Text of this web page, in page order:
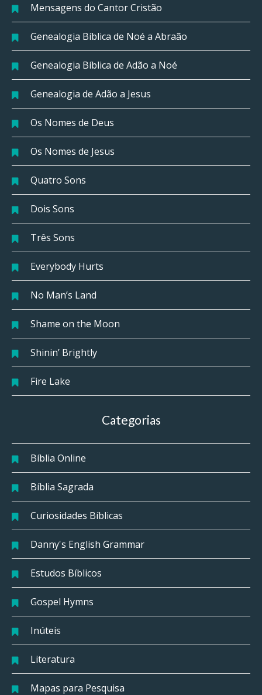
Mensagens do Cantor Cristão
Genealogia Bíblica de Noé a Abraão
Genealogia Bíblica de Adão a Noé
Genealogia de Adão a Jesus
Os Nomes de Deus
Os Nomes de Jesus
Quatro Sons
Dois Sons
Três Sons
Everybody Hurts
No Man’s Land
Shame on the Moon
Shinin’ Brightly
Fire Lake
Categorias
Bíblia Online
Bíblia Sagrada
Curiosidades Bíblicas
Danny's English Grammar
Estudos Bíblicos
Gospel Hymns
Inúteis
Literatura
Mapas para Pesquisa